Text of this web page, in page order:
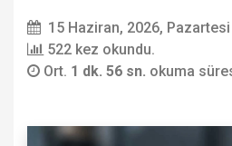
15 Haziran, 2026,
522 kez okundu.
Ort. 1 dk. 56 sn. okuma